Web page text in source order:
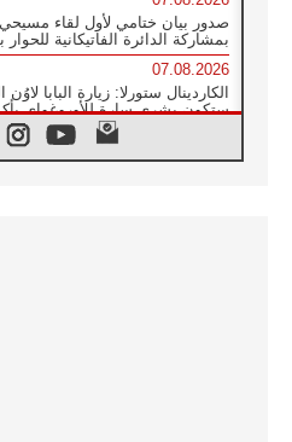
صدور بيان ختامي لأول لقاء
بمشاركة الدائرة الفاتيكانية للحوار
07.08.2026
الكاردينال ستورلا: زيارة البابا
ستكون بشرى سارة للأوروغواي
الفاتيكان يعلن برنامج الزيارة